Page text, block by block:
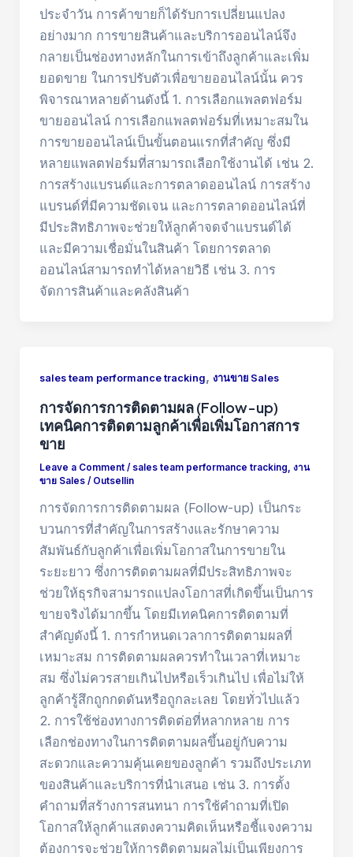
ประจำวัน การค้าขายก็ได้รับการเปลี่ยนแปลง
อย่างมาก การขายสินค้าและบริการออนไลน์จึง
กลายเป็นช่องทางหลักในการเข้าถึงลูกค้าและเพิ่ม
ยอดขาย ในการปรับตัวเพื่อขายออนไลน์นั้น ควร
พิจารณาหลายด้านดังนี้ 1. การเลือกแพลตฟอร์ม
ขายออนไลน์ การเลือกแพลตฟอร์มที่เหมาะสมใน
การขายออนไลน์เป็นขั้นตอนแรกที่สำคัญ ซึ่งมี
หลายแพลตฟอร์มที่สามารถเลือกใช้งานได้ เช่น 2.
การสร้างแบรนด์และการตลาดออนไลน์ การสร้าง
แบรนด์ที่มีความชัดเจน และการตลาดออนไลน์ที่
มีประสิทธิภาพจะช่วยให้ลูกค้าจดจำแบรนด์ได้
และมีความเชื่อมั่นในสินค้า โดยการตลาด
ออนไลน์สามารถทำได้หลายวิธี เช่น 3. การ
จัดการสินค้าและคลังสินค้า
sales team performance tracking, งานขาย Sales
การจัดการการติดตามผล (Follow-up)
เทคนิคการติดตามลูกค้าเพื่อเพิ่มโอกาสการ
ขาย
Leave a Comment / sales team performance tracking, งาน
ขาย Sales/ Outsellin
การจัดการการติดตามผล (Follow-up) เป็นกระ
บวนการที่สำคัญในการสร้างและรักษาความ
สัมพันธ์กับลูกค้าเพื่อเพิ่มโอกาสในการขายใน
ระยะยาว ซึ่งการติดตามผลที่มีประสิทธิภาพจะ
ช่วยให้ธุรกิจสามารถแปลงโอกาสที่เกิดขึ้นเป็นการ
ขายจริงได้มากขึ้น โดยมีเทคนิคการติดตามที่
สำคัญดังนี้ 1. การกำหนดเวลาการติดตามผลที่
เหมาะสม การติดตามผลควรทำในเวลาที่เหมาะ
สม ซึ่งไม่ควรสายเกินไปหรือเร็วเกินไป เพื่อไม่ให้
ลูกค้ารู้สึกถูกกดดันหรือถูกละเลย โดยทั่วไปแล้ว
2. การใช้ช่องทางการติดต่อที่หลากหลาย การ
เลือกช่องทางในการติดตามผลขึ้นอยู่กับความ
สะดวกและความคุ้นเคยของลูกค้า รวมถึงประเภท
ของสินค้าและบริการที่นำเสนอ เช่น 3. การตั้ง
คำถามที่สร้างการสนทนา การใช้คำถามที่เปิด
โอกาสให้ลูกค้าแสดงความคิดเห็นหรือชี้แจงความ
ต้องการจะช่วยให้การติดตามผลไม่เป็นเพียงการ